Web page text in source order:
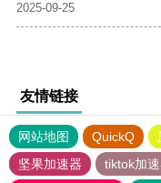
2025-09-25
友情链接
网站地图 QuickQ
坚果加速器
tiktok加